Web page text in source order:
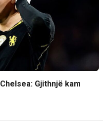
Gjithnjë kam